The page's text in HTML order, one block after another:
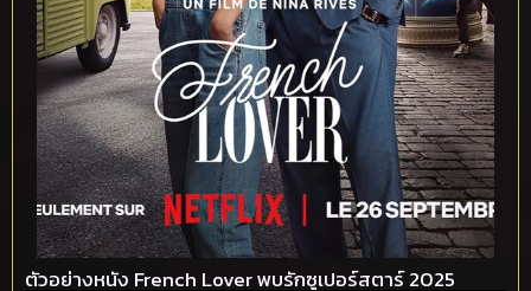
ตัวอย่างหนัง French Lover พบรักซูเปอร์สตาร์ 2025